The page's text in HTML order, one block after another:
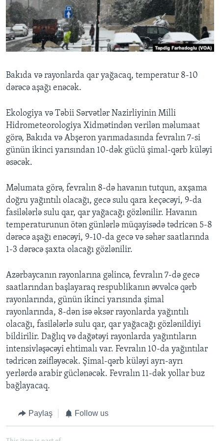
BIZI IZLƏYIN
Dillər
Bakıda və rayonlarda qar yağacaq, temperatur 8-10
dərəcə aşağı enəcək.
Ekologiya və Təbii Sərvətlər Nazirliyinin Milli
Hidrometeorologiya Xidmətindən verilən məlumaat
görə, Bakıda və Abşeron yarımadasında fevralın 7-si
günün ikinci yarısından 10-dək güclü şimal-qərb küləyi
əsəcək.
Məlumata görə, fevralın 8-də havanın tutqun, axşama
doğru yağıntılı olacağı, gecə sulu qara keçəcəyi, 9-da
fasilələrlə sulu qar, qar yağacağı gözlənilir. Havanın
temperaturunun ötən günlərlə müqayisədə tədricən 5-8
dərəcə aşağı enəcəyi, 9-10-da gecə və səhər saatlarında
1-3 dərəcə şaxta olacağı gözlənilir.
Azərbaycanın rayonlarına gəlincə, fevralın 7-də gecə
saatlarından başlayaraq respublikanın əvvəlcə qərb
rayonlarında, günün ikinci yarısında şimal
rayonlarında, 8-dən isə əksər rayonlarda yağıntılı
olacağı, fasilələrlə sulu qar, qar yağacağı gözlənildiyi
bildirilir. Dağlıq və dağətəyi rayonlarda yağıntıların
intensivləşəcəyi ehtimalı var. Fevralın 10-da yağıntılar
tədricən zəifləyəcək. Şimal-qərb küləyi ayrı-ayrı
yerlərdə arabir güclənəcək. Fevralın 11-dək yollar buz
bağlayacaq.
Paylaş Follow us